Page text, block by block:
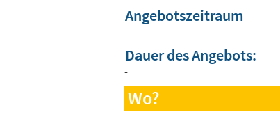
Angebotszeitraum
-
Dauer des Angebots:
-
Wo?